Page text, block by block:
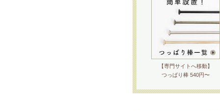
【専門サイトへ移動】
つっぱり棒 540円〜